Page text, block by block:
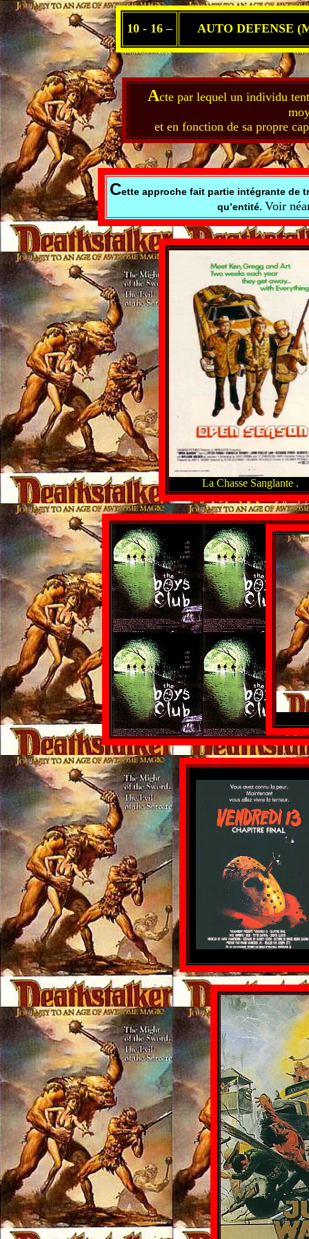
10 - 16 – AUTO DEFENSE
Acte par lequel un individu
et en fonction de sa propre
Cette approche fait partie intégrante de
qu’entité. Voir
La Chasse Sanglante .